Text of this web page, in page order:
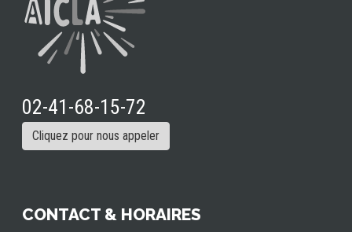
02-41-68-15-72
Cliquez pour nous appeler
CONTACT & HORAIRES